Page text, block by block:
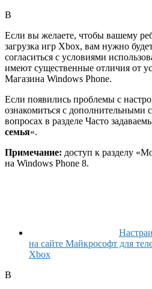
В
Если вы желаете, чтобы вашему
загрузка игр Xbox, вам нужно
согласиться с условиями
имеют существенные отличия от
Магазина Windows Phone.
Если появились проблемы с
ознакомиться с дополнительными
вопросах в разделе Часто
семья«.
Примечание: доступ к разделу
на Windows Phone 8.
на сайте Майкрософт для
Xbox
В